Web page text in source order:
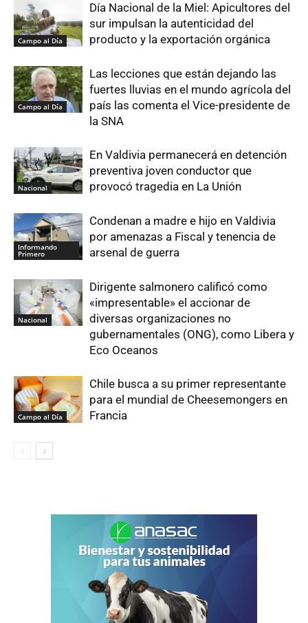
Campo al Día
Día Nacional de la Miel: Apicultores del
sur impulsan la autenticidad del
producto y la exportación orgánica
Campo al Día
Las lecciones que están dejando las
fuertes lluvias en el mundo agrícola del
país las comenta el Vice-presidente de
la SNA
Nacional
En Valdivia permanecerá en detención
preventiva joven conductor que
provocó tragedia en La Unión
Informando
Primero
Condenan a madre e hijo en Valdivia
por amenazas a Fiscal y tenencia de
arsenal de guerra
Nacional
Dirigente salmonero calificó como
«impresentable» el accionar de
diversas organizaciones no
gubernamentales (ONG), como Libera y
Eco Oceanos
Campo al Día
Chile busca a su primer representante
para el mundial de Cheesemongers en
Francia